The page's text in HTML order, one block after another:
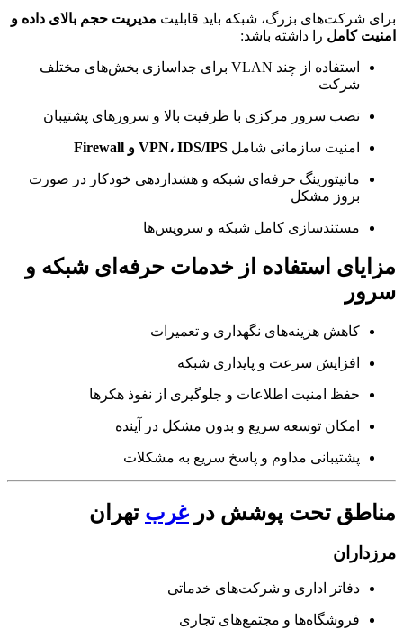
شرکت‌های بزرگ، شبکه باید قابلیتمدیریت حجم بالای داده و
کاملرا داشته باشد:
استفاده از چند VLAN برای جداسازی بخش‌های مختلف
شرکت
نصب سرور مرکزی با ظرفیت بالا و سرورهای پشتیبان
امنیت سازمانی شاملVPN، IDS/IPS و Firewall
مانیتورینگ حرفه‌ای شبکه و هشداردهی خودکار در صورت
بروز مشکل
مستندسازی کامل شبکه و سرویس‌ها
استفاده از خدمات حرفه‌ای شبکه و
کاهش هزینه‌های نگهداری و تعمیرات
افزایش سرعت و پایداری شبکه
حفظ امنیت اطلاعات و جلوگیری از نفوذ هکرها
امکان توسعه سریع و بدون مشکل در آینده
پشتیبانی مداوم و پاسخ سریع به مشکلات
تحت پوشش در غربتهران
دفاتر اداری و شرکت‌های خدماتی
فروشگاه‌ها و مجتمع‌های تجاری